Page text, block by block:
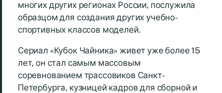
многих других регионах России, послужила
образцом для создания других учебно-
спортивных классов моделей.
Сериал «Кубок Чайника» живет уже более 15
лет, он стал самым массовым
соревнованием трассовиков Санкт-
Петербурга, кузницей кадров для сборной и